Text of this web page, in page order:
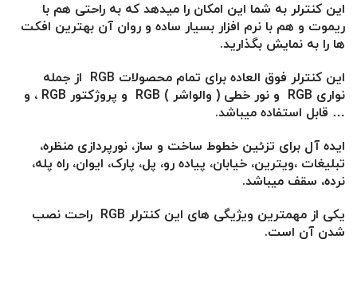
این کنترلر به شما این امکان را میدهد که به راحتی هم با
ریموت و هم با نرم افزار بسیار ساده و روان آن بهترین افکت
ها را به نمایش بگذارید.
این کنترلر فوق العاده برای تمام محصولات RGB از جمله
نواری RGB و نور خطی ( والواشر ) RGB و پروژکتور RGB ، و
… قابل استفاده میباشد.
ایده آل برای تزئین خطوط ساخت و ساز، نورپردازی منظره،
تبلیغات ،ویترین، خیابان، پیاده رو، پل، پارک، ایوان، راه پله،
نرده، سقف میباشد.
یکی از مهمترین ویژیگی های این کنترلر RGB راحت نصب
شدن آن است.